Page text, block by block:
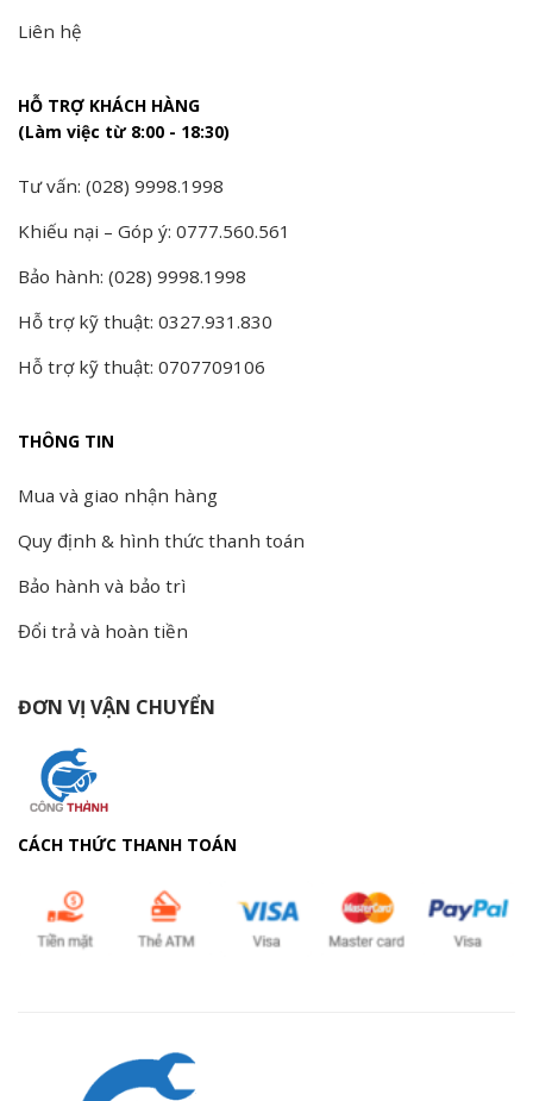
Liên hệ
HỖ TRỢ KHÁCH HÀNG
(Làm việc từ 8:00 - 18:30)
Tư vấn: (028) 9998.1998
Khiếu nại – Góp ý: 0777.560.561
Bảo hành: (028) 9998.1998
Hỗ trợ kỹ thuật: 0327.931.830
Hỗ trợ kỹ thuật: 0707709106
THÔNG TIN
Mua và giao nhận hàng
Quy định & hình thức thanh toán
Bảo hành và bảo trì
Đổi trả và hoàn tiền
ĐƠN VỊ VẬN CHUYỂN
CÁCH THỨC THANH TOÁN